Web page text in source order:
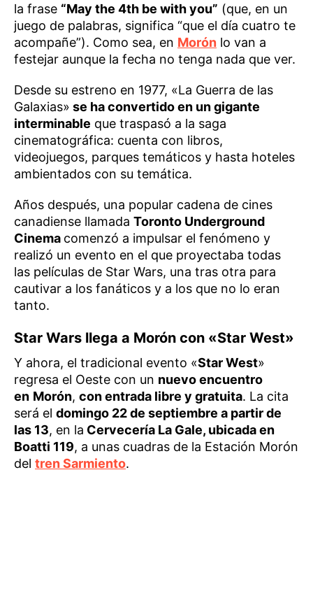
la frase “May the 4th be with you” (que, en un
juego de palabras, significa “que el día cuatro te
acompañe”). Como sea, en Morón lo van a
festejar aunque la fecha no tenga nada que ver.
Desde su estreno en 1977, «La Guerra de las
Galaxias» se ha convertido en un gigante
interminable que traspasó a la saga
cinematográfica: cuenta con libros,
videojuegos, parques temáticos y hasta hoteles
ambientados con su temática.
Años después, una popular cadena de cines
canadiense llamada Toronto Underground
Cinema comenzó a impulsar el fenómeno y
realizó un evento en el que proyectaba todas
las películas de Star Wars, una tras otra para
cautivar a los fanáticos y a los que no lo eran
tanto.
Star Wars llega a Morón con «Star West»
Y ahora, el tradicional evento «Star West»
regresa el Oeste con un nuevo encuentro
en Morón, con entrada libre y gratuita. La cita
será el domingo 22 de septiembre a partir de
las 13, en la Cervecería La Gale, ubicada en
Boatti 119, a unas cuadras de la Estación Morón
del tren Sarmiento.